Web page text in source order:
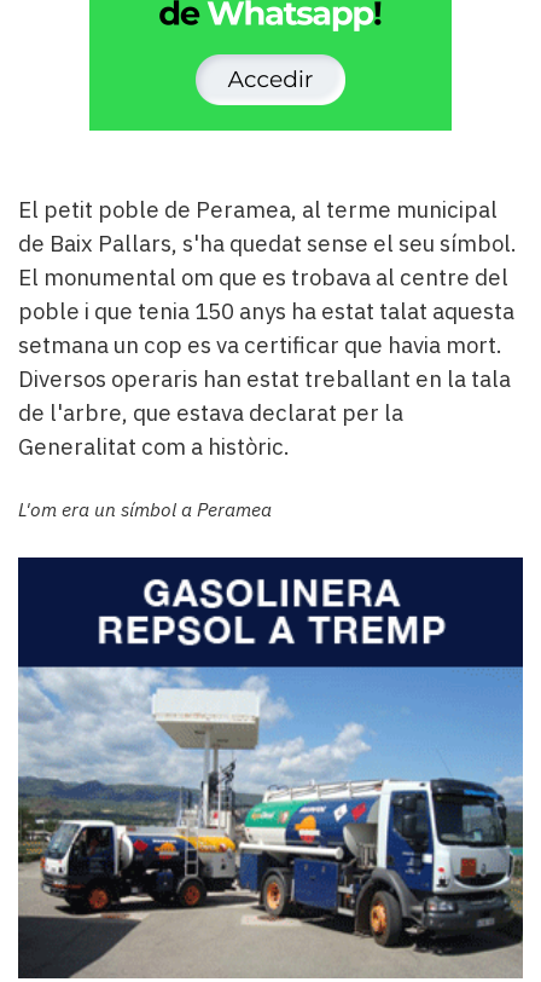
Editorial
El petit poble de Peramea, al terme municipal
de Baix Pallars, s'ha quedat sense el seu símbol.
El monumental om que es trobava al centre del
poble i que tenia 150 anys ha estat talat aquesta
setmana un cop es va certificar que havia mort.
Diversos operaris han estat treballant en la tala
de l'arbre, que estava declarat per la
Generalitat com a històric.
L'om era un símbol a Peramea